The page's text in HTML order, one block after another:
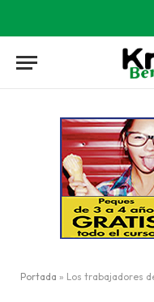
Portada » Los trabajadores de